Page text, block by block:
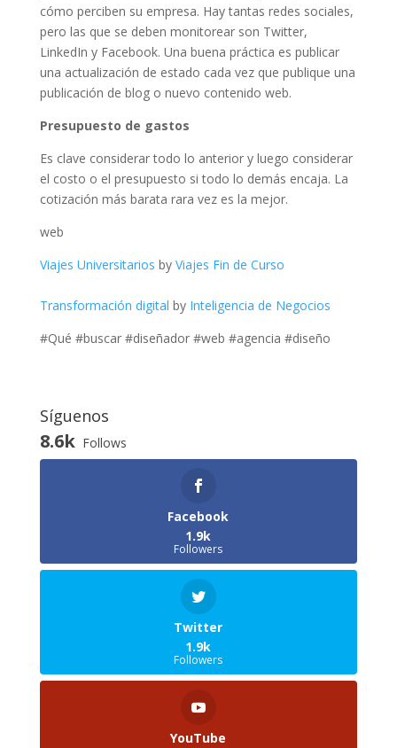
cómo perciben su empresa. Hay tantas redes sociales,
pero las que se deben monitorear son Twitter,
LinkedIn y Facebook. Una buena práctica es publicar
una actualización de estado cada vez que publique una
publicación de blog o nuevo contenido web.
Presupuesto de gastos
Es clave considerar todo lo anterior y luego considerar
el costo o el presupuesto si todo lo demás encaja. La
cotización más barata rara vez es la mejor.
web
Viajes Universitarios by Viajes Fin de Curso
Transformación digital by Inteligencia de Negocios
#Qué #buscar #diseñador #web #agencia #diseño
Síguenos
8.6k Follows
Facebook
1.9k
Followers
Twitter
1.9k
Followers
YouTube